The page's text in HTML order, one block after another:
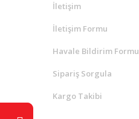
İletişim
İletişim Formu
Havale Bildirim Formu
Sipariş Sorgula
Kargo Takibi